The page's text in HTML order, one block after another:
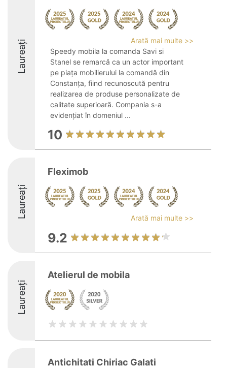
Laureați
Arată mai multe >>
Speedy mobila la comanda Savi si
Stanel se remarcă ca un actor important
pe piața mobilierului la comandă din
Constanța, fiind recunoscută pentru
realizarea de produse personalizate de
calitate superioară. Compania s-a
evidențiat în domeniul ...
10
Laureați
Fleximob
Arată mai multe >>
9.2
Laureați
Atelierul de mobila
Antichitati Chiriac Galati